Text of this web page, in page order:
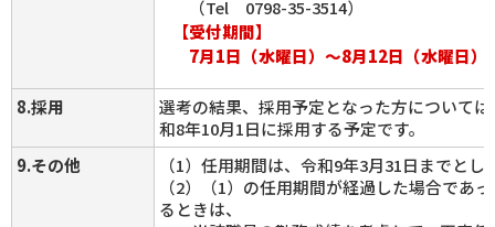
（Tel 0798-35-3514）
【受付期間】
7月1日（水曜日）～8月12日（水曜日）
8.採用
選考の結果、採用予定となった方について
和8年10月1日に採用する予定です。
9.その他
（1）任用期間は、令和9年3月31日までとし
（2）（1）の任用期間が経過した場合であ
るときは、